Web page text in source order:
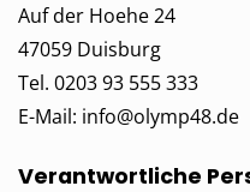
Auf der Hoehe 24
47059 Duisburg
Tel. 0203 93 555 333
E-Mail: info@olymp48.de
Verantwortliche